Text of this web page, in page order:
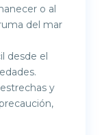
o al
del mar
desde el
y